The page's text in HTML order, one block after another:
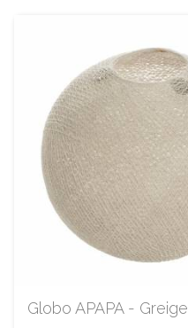
Globo APAPA - Greige